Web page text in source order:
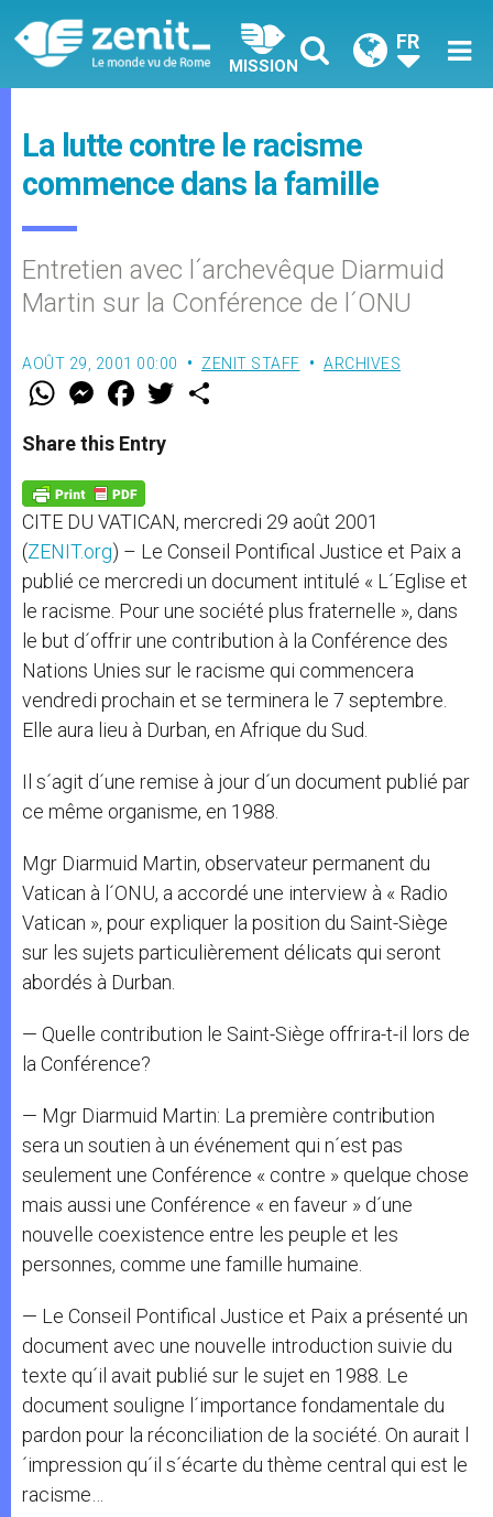
MISSION
FR
La lutte contre le racisme
commence dans la famille
Entretien avec l´archevêque Diarmuid
Martin sur la Conférence de l´ONU
AOÛT 29, 2001 00:00 ZENIT STAFF ARCHIVES
W
t
s
p
p
M
e
s
e
g
e
r
F
a
e
b
o
k
w
Share this Entry
CITE DU VATICAN, mercredi 29 août 2001
(ZENIT.org) – Le Conseil Pontifical Justice et Paix a
publié ce mercredi un document intitulé « L´Eglise et
le racisme. Pour une société plus fraternelle », dans
le but d´offrir une contribution à la Conférence des
Nations Unies sur le racisme qui commencera
vendredi prochain et se terminera le 7 septembre.
Elle aura lieu à Durban, en Afrique du Sud.
Il s´agit d´une remise à jour d´un document publié par
ce même organisme, en 1988.
Mgr Diarmuid Martin, observateur permanent du
Vatican à l´ONU, a accordé une interview à « Radio
Vatican », pour expliquer la position du Saint-Siège
sur les sujets particulièrement délicats qui seront
abordés à Durban.
— Quelle contribution le Saint-Siège offrira-t-il lors de
la Conférence?
— Mgr Diarmuid Martin: La première contribution
sera un soutien à un événement qui n´est pas
seulement une Conférence « contre » quelque chose
mais aussi une Conférence « en faveur » d´une
nouvelle coexistence entre les peuple et les
personnes, comme une famille humaine.
— Le Conseil Pontifical Justice et Paix a présenté un
document avec une nouvelle introduction suivie du
texte qu´il avait publié sur le sujet en 1988. Le
document souligne l´importance fondamentale du
pardon pour la réconciliation de la société. On aurait l
´impression qu´il s´écarte du thème central qui est le
racisme…